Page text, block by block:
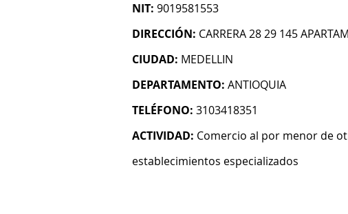
NIT: 9019581553
DIRECCIÓN: CARRERA 28 29 145
CIUDAD: MEDELLIN
DEPARTAMENTO: ANTIOQUIA
TELÉFONO: 3103418351
ACTIVIDAD: Comercio al por menor de
establecimientos especializados